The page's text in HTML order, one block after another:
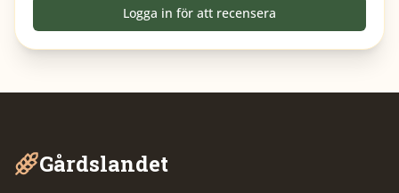
Logga in för att recensera
Gårdslandet